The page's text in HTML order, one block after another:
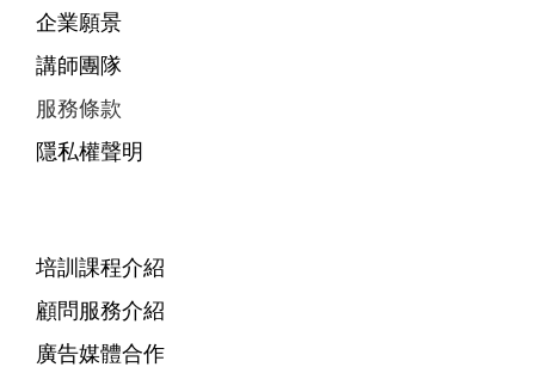
企業願景
講師團隊
服務條款
隱私權聲明
培訓課程介紹
顧問服務介紹
廣告媒體合作